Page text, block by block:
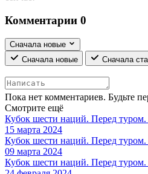
Комментарии 0
Сначала новые
Сначала новые
Сначала
Пока нет комментариев. Будьте
Смотрите ещё
Кубок шести наций. Перед
15 марта 2024
Кубок шести наций. Перед
09 марта 2024
Кубок шести наций. Перед